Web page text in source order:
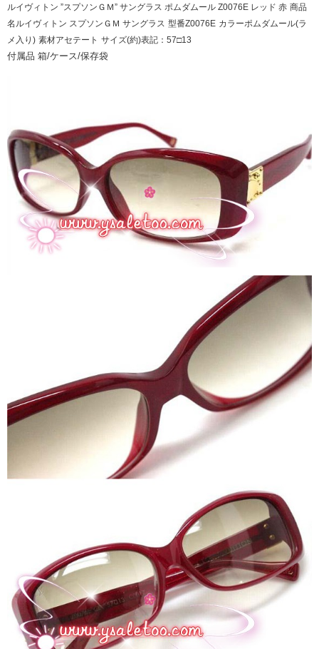
ルイヴィトン ”スプソンＧＭ” サングラス ポムダムール Z0076E レッド 赤 商品
名ルイヴィトン スプソンＧＭ サングラス 型番Z0076E カラーポムダムール(ラ
メ入り) 素材アセテート サイズ(約)表記：57□13
付属品 箱/ケース/保存袋